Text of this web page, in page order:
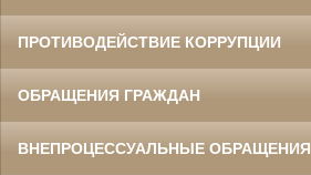
ПРОТИВОДЕЙСТВИЕ КОРРУПЦИИ
ОБРАЩЕНИЯ ГРАЖДАН
ВНЕПРОЦЕССУАЛЬНЫЕ ОБРАЩЕНИЯ